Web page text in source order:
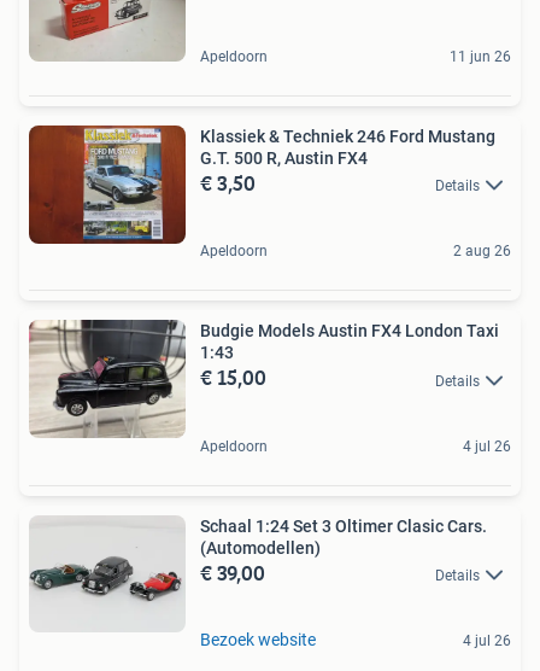
Apeldoorn 11 jun 26
Klassiek & Techniek 246 Ford Mustang
G.T. 500 R, Austin FX4
€ 3,50 Details
Apeldoorn 2 aug 26
Budgie Models Austin FX4 London Taxi
1:43
€ 15,00 Details
Apeldoorn 4 jul 26
Schaal 1:24 Set 3 Oltimer Clasic Cars.
(Automodellen)
€ 39,00 Details
Bezoek website 4 jul 26